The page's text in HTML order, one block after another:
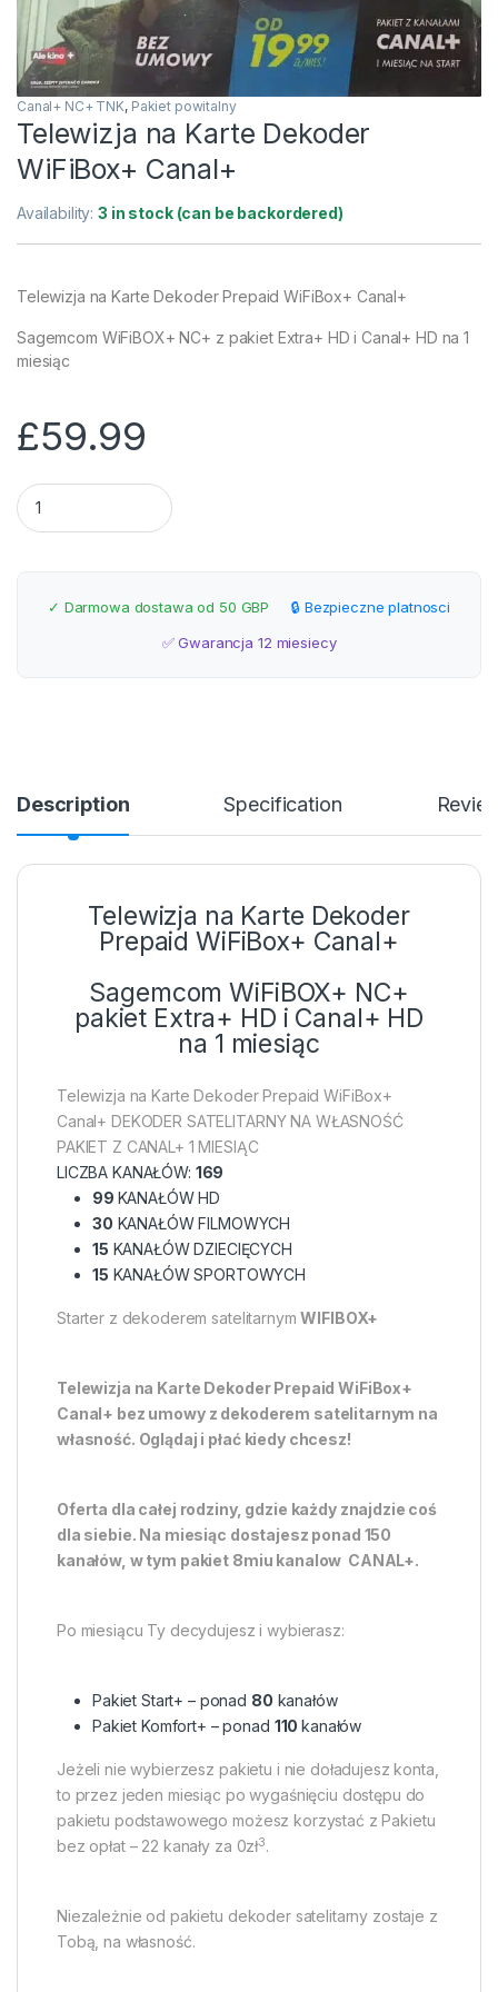
Canal+ NC+ TNK, Pakiet powitalny
Telewizja na Karte Dekoder
WiFiBox+ Canal+
Availability:3 in stock (can be backordered)
Telewizja na Karte Dekoder Prepaid WiFiBox+ Canal+
Sagemcom WiFiBOX+ NC+ z pakiet Extra+ HD i Canal+ HD na 1
miesiąc
£59.99
Telewizja na Karte Dekoder WiFiBox+ Canal+ quantity
✓ Darmowa dostawa od 50 GBP
🔒 Bezpieczne platnosci
✅ Gwarancja 12 miesiecy
Description Specification
Telewizja na Karte Dekoder
Prepaid WiFiBox+ Canal+
Sagemcom WiFiBOX+ NC+
pakiet Extra+ HD i Canal+ HD
na 1 miesiąc
Telewizja na Karte Dekoder Prepaid WiFiBox+
Canal+ DEKODER SATELITARNY NA WŁASNOŚĆ
PAKIET Z CANAL+ 1 MIESIĄC
LICZBA KANAŁÓW: 169
99 KANAŁÓW HD
30 KANAŁÓW FILMOWYCH
15 KANAŁÓW DZIECIĘCYCH
15 KANAŁÓW SPORTOWYCH
Starter z dekoderem satelitarnymWIFIBOX+
Telewizja na Karte Dekoder Prepaid WiFiBox+
Canal+ bez umowy z dekoderem satelitarnym na
własność. Oglądaj i płać kiedy chcesz!
Oferta dla całej rodziny, gdzie każdy znajdzie coś
dla siebie. Na miesiąc dostajesz ponad 150
kanałów, w tym pakiet 8miu kanalow CANAL+.
Po miesiącu Ty decydujesz i wybierasz:
Pakiet Start+ – ponad 80 kanałów
Pakiet Komfort+ – ponad 110kanałów
Jeżeli nie wybierzesz pakietu i nie doładujesz konta,
to przez jeden miesiąc po wygaśnięciu dostępu do
pakietu podstawowego możesz korzystać z Pakietu
bez opłat – 22 kanały za 0zł3.
Niezależnie od pakietu dekoder satelitarny zostaje z
Tobą, na własność.